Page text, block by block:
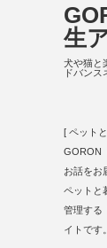
生
犬や猫と
ドバンス
[ ペット
GORON
お話をお
ペットと
管理する
イトです。